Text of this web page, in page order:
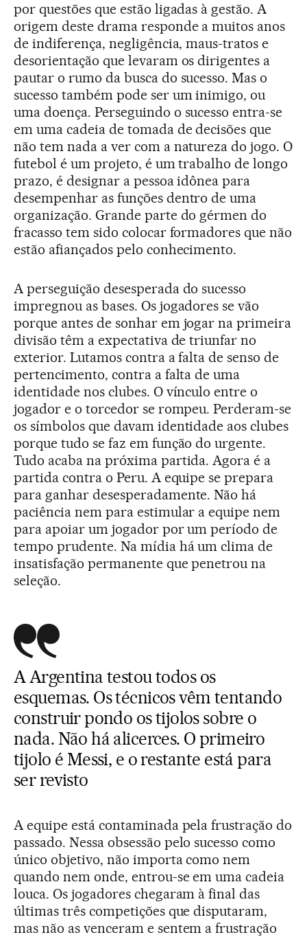
por questões que estão ligadas à gestão. A
origem deste drama responde a muitos anos
de indiferença, negligência, maus-tratos e
desorientação que levaram os dirigentes a
pautar o rumo da busca do sucesso. Mas o
sucesso também pode ser um inimigo, ou
uma doença. Perseguindo o sucesso entra-se
em uma cadeia de tomada de decisões que
não tem nada a ver com a natureza do jogo. O
futebol é um projeto, é um trabalho de longo
prazo, é designar a pessoa idônea para
desempenhar as funções dentro de uma
organização. Grande parte do gérmen do
fracasso tem sido colocar formadores que não
estão afiançados pelo conhecimento.
A perseguição desesperada do sucesso
impregnou as bases. Os jogadores se vão
porque antes de sonhar em jogar na primeira
divisão têm a expectativa de triunfar no
exterior. Lutamos contra a falta de senso de
pertencimento, contra a falta de uma
identidade nos clubes. O vínculo entre o
jogador e o torcedor se rompeu. Perderam-se
os símbolos que davam identidade aos clubes
porque tudo se faz em função do urgente.
Tudo acaba na próxima partida. Agora é a
partida contra o Peru. A equipe se prepara
para ganhar desesperadamente. Não há
paciência nem para estimular a equipe nem
para apoiar um jogador por um período de
tempo prudente. Na mídia há um clima de
insatisfação permanente que penetrou na
seleção.
A Argentina testou todos os
esquemas. Os técnicos vêm tentando
construir pondo os tijolos sobre o
nada. Não há alicerces. O primeiro
tijolo é Messi, e o restante está para
ser revisto
A equipe está contaminada pela frustração do
passado. Nessa obsessão pelo sucesso como
único objetivo, não importa como nem
quando nem onde, entrou-se em uma cadeia
louca. Os jogadores chegaram à final das
últimas três competições que disputaram,
mas não as venceram e sentem a frustração